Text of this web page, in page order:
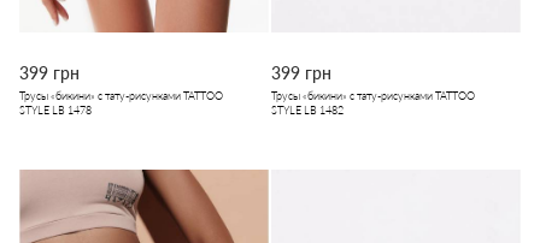
399 грн
Трусы «бикини» с тату-рисунками TATTOO
STYLE LB 1478
399 грн
Трусы «бикини» с тату-рисунками TATTOO
STYLE LB 1482